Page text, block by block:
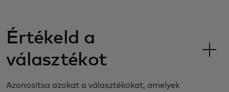
Értékeld a
választékot
Azonosítsa azokat a választékokat, amelyek